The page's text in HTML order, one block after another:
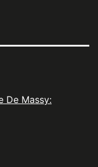
De Massy: